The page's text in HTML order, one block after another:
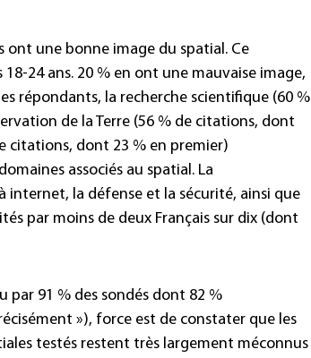
ont une bonne image du spatial. Ce
24 ans. 20 % en ont une mauvaise image,
répondants, la recherche scientifique (60 %
de la Terre (56 % de citations, dont
citations, dont 23 % en premier)
associés au spatial. La
à internet, la défense et la sécurité, ainsi que
par moins de deux Français sur dix (dont
par 91 % des sondés dont 82 %
»), force est de constater que les
testés restent très largement méconnus